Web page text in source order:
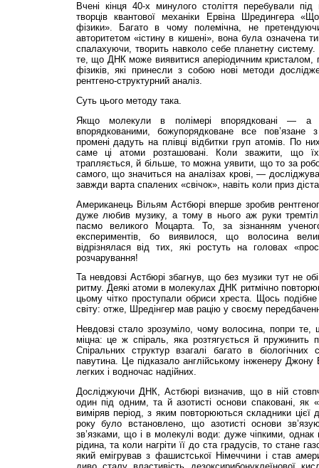
Вчені кінця 40-х минулого століття перебували
творців квантової механіки Ервіна Шредингера
фізики». Багато в чому полемічна, не
авторитетом «істину в кишені», вона була означена
спалахуючи, творить навколо себе планетну
те, що ДНК може виявитися аперіодичним кристалом,
фізиків, які принесли з собою нові методи
рентгено-структурний аналіз.
Суть цього методу така.
Якщо молекули в полімері впорядковані —
впорядкованими, божупорядковане все пов’язане
промені дадуть на плівці відбитки груп атомів. По
саме ці атоми розташовані. Коли зважити, що їх
трапляється, й більше, то можна уявити, що то за
самого, що значиться на аналізах крові, —
завжди варта спалених «свічок», навіть коли приз
Американець Вільям Астбюрі вперше зробив
дуже любив музику, а тому в нього аж руки
пасмо великого Моцарта. То, за зізнанням
експериментів, бо виявилося, що волосина
відрізнялася від тих, які ростуть на головах
розчарування!
Та невдовзі Астбюрі збагнув, що без музики тут не
ритму. Деякі атоми в молекулах ДНК ритмічно
цьому чітко проступали обриси хреста. Щось
світу: отже, Шредінгер мав рацію у своєму
Невдовзі стало зрозуміло, чому волосина, попри
міцна: це ж спіраль, яка розтягується й пружинить
Спіральних структур взагалі багато в
павутина. Це підказало англійському інженеру Джону
легких і водночас надійних.
Досліджуючи ДНК, Астбюрі визначив, що в ній
один під одним, та й азотисті основи спаковані, як
виміряв період, з яким повторюються складники цієї
року було встановлено, що азотисті основи
зв’язками, що і в молекулі води: дуже чіпкими,
рідина, та коли нагріти її до ста градусів, то стане
який емігрував з фашистської Німеччини і став